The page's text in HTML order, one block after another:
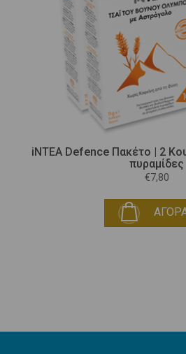
iNTEA Defence Πακέτο | 2
πυραμίδες
€7,80